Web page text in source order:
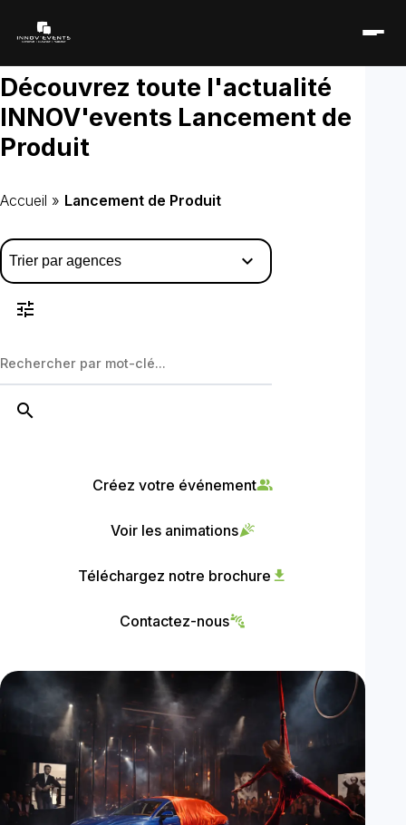
Découvrez toute l'actualité
INNOV'events Lancement de
Produit
Accueil » Lancement de Produit
expand_more
tune
search
Créez votre événementpeople_alt
Voir les animationscelebration
Téléchargez notre brochure download
Contactez-nousconnect_without_contact